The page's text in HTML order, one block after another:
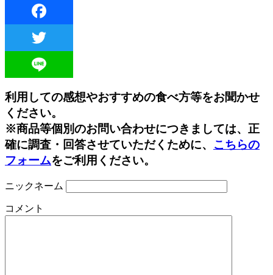
利用しての感想やおすすめの食べ方等をお聞かせ
ください。
※商品等個別のお問い合わせにつきましては、正
確に調査・回答させていただくために、 こちらの
フォームをご利用ください。
ニックネーム
コメント